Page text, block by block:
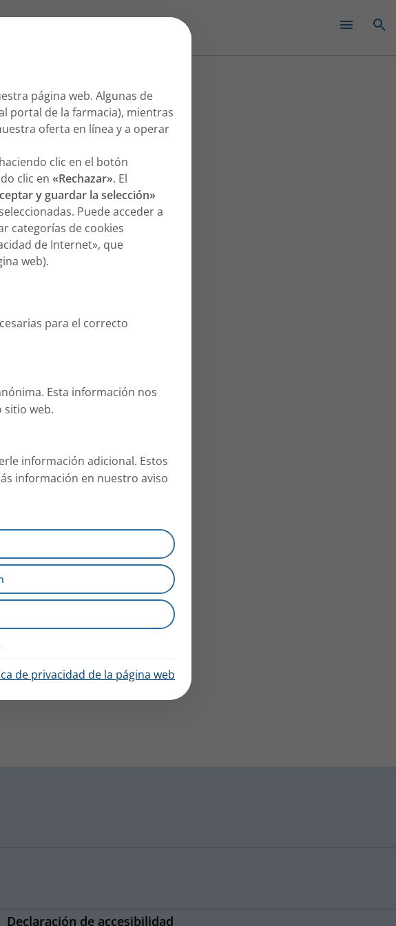
página web. Algunas de
portal de la farmacia), mientras
oferta en línea y a operar
clic en el botón
clic en «Rechazar». El
y guardar la selección»
Puede acceder a
categorías de cookies
de Internet», que
web).
para el correcto
Esta información nos
sitio web.
información adicional. Estos
información en nuestro aviso
de privacidad de la página web
rapid con ebase controller
Declaración de accesibilidad